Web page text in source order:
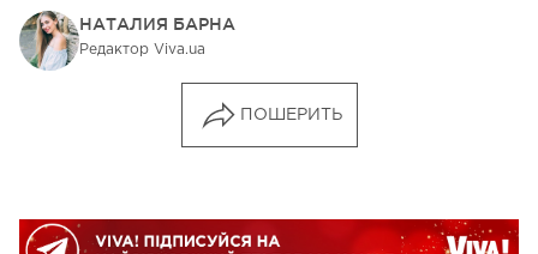
НАТАЛИЯ БАРНА
Редактор Viva.ua
ПОШЕРИТЬ